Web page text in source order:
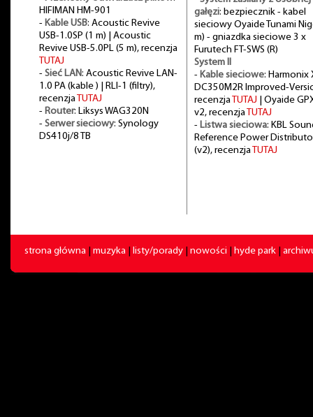
HIFIMAN HM-901
- Kable USB: Acoustic Revive
USB-1.0SP (1 m) | Acoustic
Revive USB-5.0PL (5 m), recenzja
TUTAJ
- Sieć LAN: Acoustic Revive LAN-
1.0 PA (kable ) | RLI-1 (filtry),
recenzja TUTAJ
- Router: Liksys WAG320N
- Serwer sieciowy: Synology
DS410j/8 TB
gałęzi: bezpiecznik - kabel
sieciowy Oyaide Tunami
m) - gniazdka sieciowe 3 x
Furutech FT-SWS (R)
System II
- Kable sieciowe: Harmonix
DC350M2R Improved-
recenzja TUTAJ | Oyaide
v2, recenzja TUTAJ
- Listwa sieciowa: KBL
Reference Power
(v2), recenzja TUTAJ
strona główna muzyka listy/porady nowości hyde park